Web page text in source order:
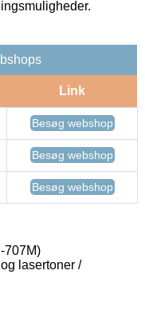
Link
Besøg webshop
Besøg webshop
Besøg webshop
707M)
lasertoner /